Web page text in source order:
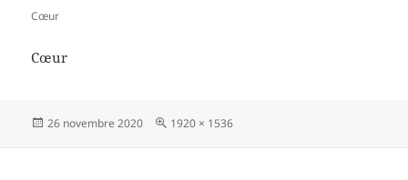
Cœur
Cœur
Publié
26 novembre 2020
Taille
1920 × 1536